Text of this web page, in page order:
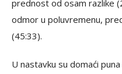
prednost od osam razlike
odmor u poluvremenu,
(45:33).
U nastavku su domaći